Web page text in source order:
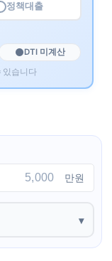
정책대출
DTI 미계산
있습니다
만원